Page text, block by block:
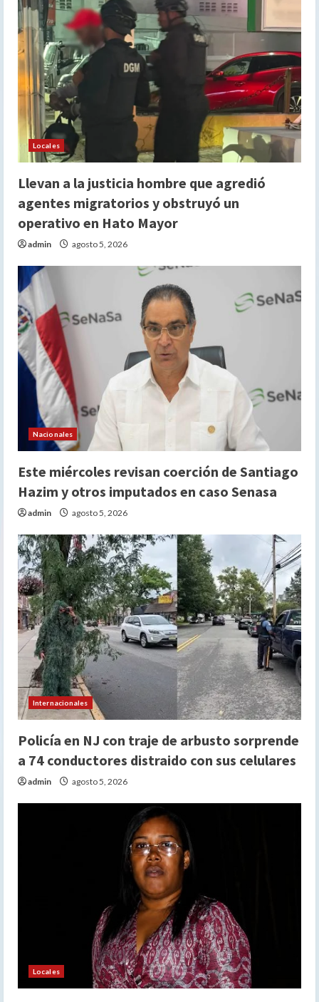
Locales
Llevan a la justicia hombre que agredió
agentes migratorios y obstruyó un
operativo en Hato Mayor
admin agosto 5, 2026
Nacionales
Este miércoles revisan coerción de Santiago
Hazim y otros imputados en caso Senasa
admin agosto 5, 2026
Internacionales
Policía en NJ con traje de arbusto sorprende
a 74 conductores distraido con sus celulares
admin agosto 5, 2026
Locales